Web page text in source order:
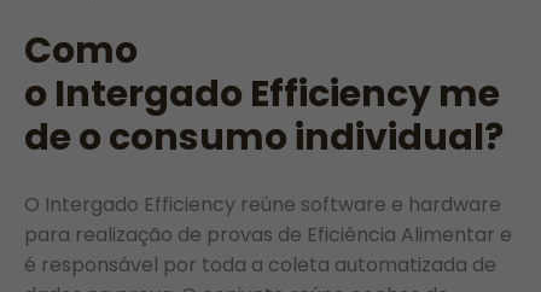
Como
o Intergado Efficiency me
de o consumo individual?
O Intergado Efficiency reúne software e hardware
para realização de provas de Eficiência Alimentar e
é responsável por toda a coleta automatizada de